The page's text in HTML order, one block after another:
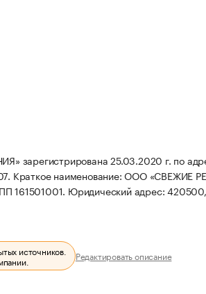
25.03.2020 г. по
Краткое наименование: ООО «СВЕЖИЕ
161501001. Юридический адрес:
источников. Редактировать описание